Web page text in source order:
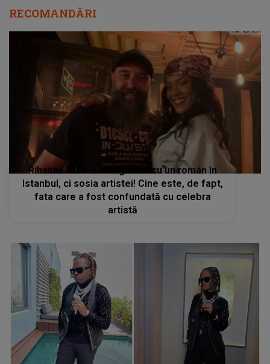
RECOMANDĂRI
Rihanna NU s-a fotografiat cu un român în
Istanbul, ci sosia artistei! Cine este, de fapt,
fata care a fost confundată cu celebra
artistă